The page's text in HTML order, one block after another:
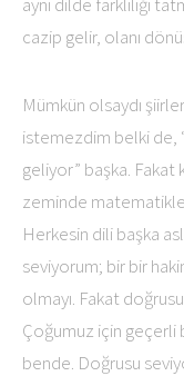
cazip gelir, olanı
Mümkün olsaydı
istemezdim belki de,
geliyor” başka.
zeminde matematikle
Herkesin dili başka
seviyorum; bir bir
olmayı. Fakat
Çoğumuz için geçerli
bende. Doğrusu